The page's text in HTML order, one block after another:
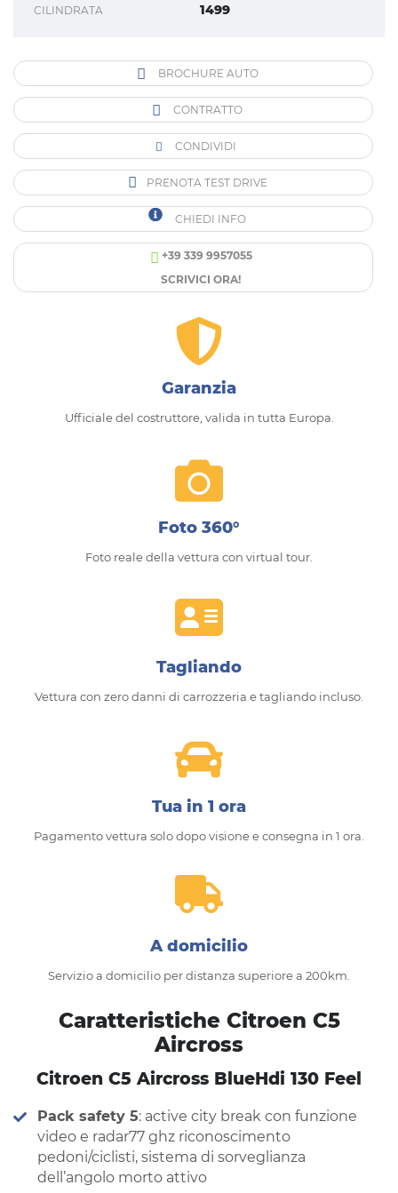
CILINDRATA 1499
BROCHURE AUTO
CONTRATTO
CONDIVIDI
PRENOTA TEST DRIVE
CHIEDI INFO
+39 339 9957055
SCRIVICI ORA!
Garanzia
Ufficiale del costruttore, valida in tutta Europa.
Foto 360°
Foto reale della vettura con virtual tour.
Tagliando
Vettura con zero danni di carrozzeria e tagliando incluso.
Tua in 1 ora
Pagamento vettura solo dopo visione e consegna in 1 ora.
A domicilio
Servizio a domicilio per distanza superiore a 200km.
Caratteristiche Citroen C5
Aircross
Citroen C5 Aircross BlueHdi 130 Feel
Pack safety 5: active city break con funzione
video e radar77 ghz riconoscimento
pedoni/ciclisti, sistema di sorveglianza
dell’angolo morto attivo